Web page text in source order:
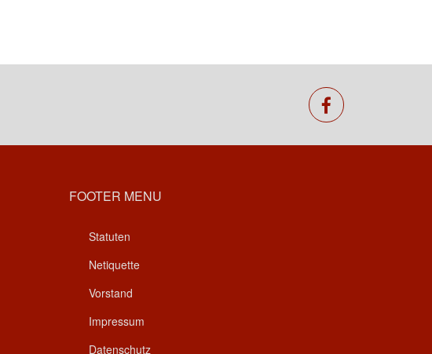
facebook
FOOTER MENU
Statuten
Netiquette
Vorstand
Impressum
Datenschutz